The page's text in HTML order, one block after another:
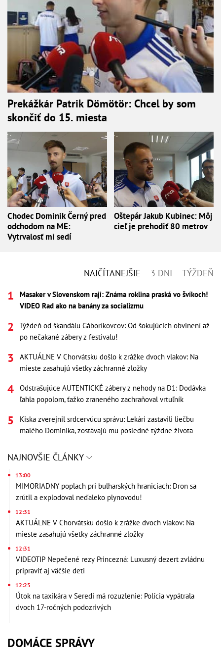
Prekážkár Patrik Dömötör: Chcel by som
skončiť do 15. miesta
Chodec Dominik Černý pred
odchodom na ME:
Vytrvalosť mi sedí
Oštepár Jakub Kubinec: Môj
cieľ je prehodiť 80 metrov
NAJČÍTANEJŠIE 3 DNI TÝŽDEŇ
Masaker v Slovenskom raji: Známa roklina praská vo švíkoch!
VIDEO Rad ako na banány za socializmu
Týždeň od škandálu Gáboríkovcov: Od šokujúcich obvinení až
po nečakané zábery z festivalu!
AKTUÁLNE V Chorvátsku došlo k zrážke dvoch vlakov: Na
mieste zasahujú všetky záchranné zložky
Odstrašujúce AUTENTICKÉ zábery z nehody na D1: Dodávka
ľahla popolom, ťažko zraneného zachraňoval vrtuľník
Kiska zverejnil srdcervúcu správu: Lekári zastavili liečbu
malého Dominika, zostávajú mu posledné týždne života
NAJNOVŠIE ČLÁNKY
13:00
MIMORIADNY poplach pri bulharských hraniciach: Dron sa
zrútil a explodoval neďaleko plynovodu!
12:31
AKTUÁLNE V Chorvátsku došlo k zrážke dvoch vlakov: Na
mieste zasahujú všetky záchranné zložky
12:31
VIDEOTIP Nepečené rezy Princezná: Luxusný dezert zvládnu
pripraviť aj väčšie deti
12:25
Útok na taxikára v Seredi má rozuzlenie: Polícia vypátrala
dvoch 17-ročných podozrivých
DOMÁCE SPRÁVY